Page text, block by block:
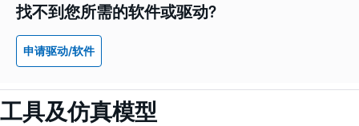
找不到您所需的软件或驱动?
申请驱动/软件
工具及仿真模型